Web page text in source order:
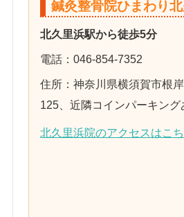
鍼灸整骨院ひまわり
北久里浜駅から徒歩5分
電話：046-854-7352
住所：神奈川県横須賀市根
125、近隣コインパーキング
北久里浜院のアクセスはこ